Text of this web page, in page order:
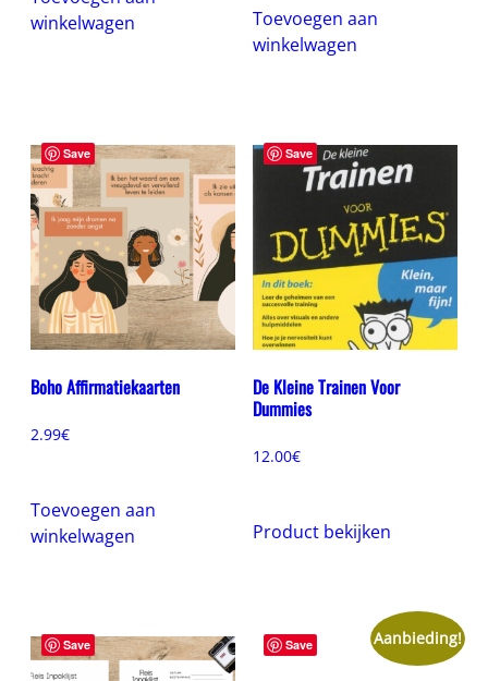
winkelwagen
Toevoegen aan
winkelwagen
Save
Boho Affirmatiekaarten
2.99€
Toevoegen aan
winkelwagen
Save
De Kleine Trainen Voor
Dummies
12.00€
Product bekijken
Save Save Aanbieding!